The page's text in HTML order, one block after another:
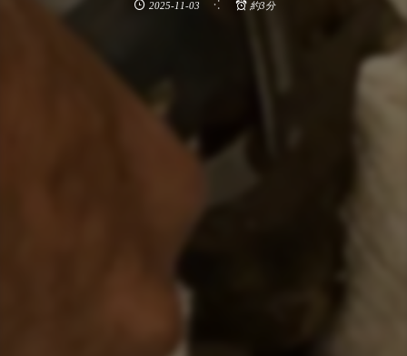
2025-11-03 約3分